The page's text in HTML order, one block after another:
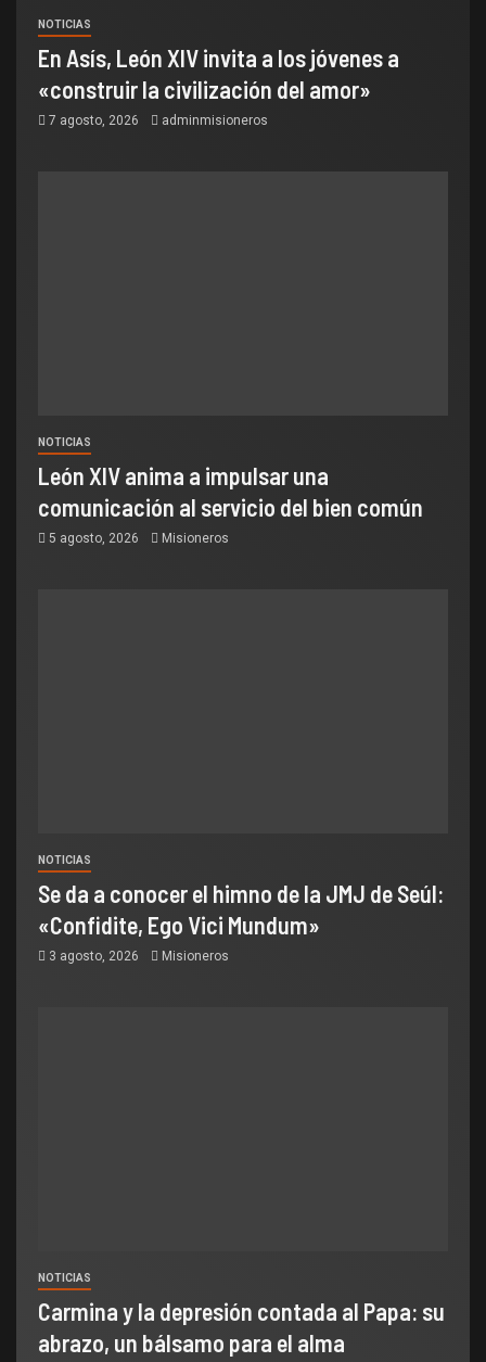
NOTICIAS
En Asís, León XIV invita a los jóvenes a
«construir la civilización del amor»
7 agosto, 2026 adminmisioneros
NOTICIAS
León XIV anima a impulsar una
comunicación al servicio del bien común
5 agosto, 2026 Misioneros
NOTICIAS
Se da a conocer el himno de la JMJ de Seúl:
«Confidite, Ego Vici Mundum»
3 agosto, 2026 Misioneros
NOTICIAS
Carmina y la depresión contada al Papa: su
abrazo, un bálsamo para el alma